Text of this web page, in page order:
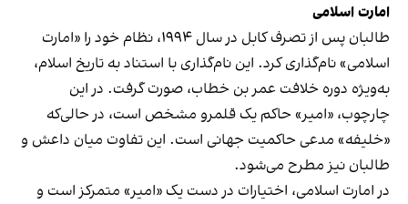
امارت اسلامی
طالبان پس از تصرف کابل در سال ۱۹۹۴، نظام خود را «امارت
اسلامی» نام‌گذاری کرد. این نام‌گذاری با استناد به تاریخ اسلام،
به‌ویژه دوره خلافت عمر بن خطاب، صورت گرفت. در این
چارچوب، «امیر» حاکم یک قلمرو مشخص است، در حالی‌که
«خلیفه» مدعی حاکمیت جهانی است. این تفاوت میان داعش و
طالبان نیز مطرح می‌شود.
در امارت اسلامی، اختیارات در دست یک «امیر» متمرکز است و